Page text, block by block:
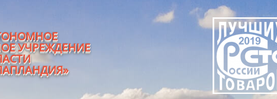
УЧРЕЖДЕНИЕ